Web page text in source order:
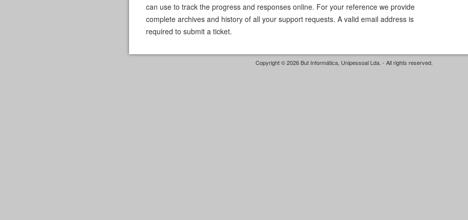
can use to track the progress and responses online. For your reference we provide
complete archives and history of all your support requests. A valid email address is
required to submit a ticket.
Copyright © 2026 But Informática, Unipessoal Lda. - All rights reserved.